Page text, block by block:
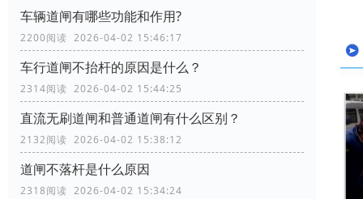
车辆道闸有哪些功能和作用?
2200阅读 2026-04-02 15:46:17
车行道闸不抬杆的原因是什么？
2314阅读 2026-04-02 15:44:25
直流无刷道闸和普通道闸有什么区别？
2132阅读 2026-04-02 15:38:12
道闸不落杆是什么原因
2318阅读 2026-04-02 15:34:24